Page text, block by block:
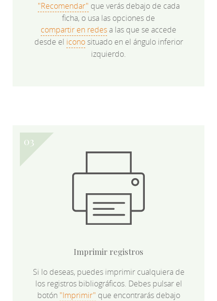
"Recomendar" que verás debajo de cada
ficha, o usa las opciones de
compartir en redesa las que se accede
desde el iconosituado en el ángulo inferior
izquierdo.
Imprimir registros
Si lo deseas, puedes imprimir cualquiera de
los registros bibliográficos. Debes pulsar el
botón "Imprimir" que encontrarás debajo